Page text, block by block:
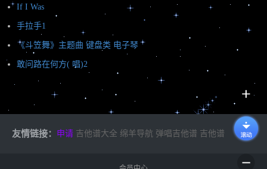
If I Was
手拉手1
《斗笠舞》主题曲 键盘类 电子琴
敢问路在何方( 唱)2
申请
友情链接： 吉他谱大全 绵羊导航 弹唱吉他谱 吉他谱